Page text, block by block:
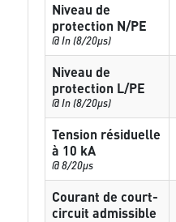
Niveau de
protection N/PE
@ In (8/20µs)
Niveau de
protection L/PE
@ In (8/20µs)
Tension résiduelle
à 10 kA
@ 8/20µs
Courant de court-
circuit admissible